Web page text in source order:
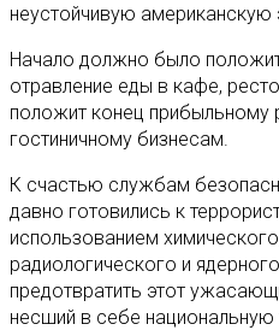
неустойчивую американскую
Начало должно было
отравление еды в кафе,
положит конец прибыльному
гостиничному бизнесам.
К счастью службам
давно готовились к
использованием
радиологического и
предотвратить этот
несший в себе национальную